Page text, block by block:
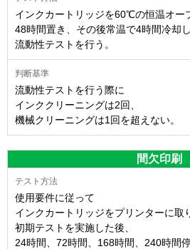
インクカートリッジを60℃の恒温オー
48時間置き、その後常温で4時間冷却し
流動性テストを行う。
流動性テストを行う際に
インククリーニングは2回、
機械クリーニングは1回を超えない。
間欠印刷
使用要件に従って
インクカートリッジをプリンターに取
初期テストを実施した後、
24時間、72時間、168時間、240時間停